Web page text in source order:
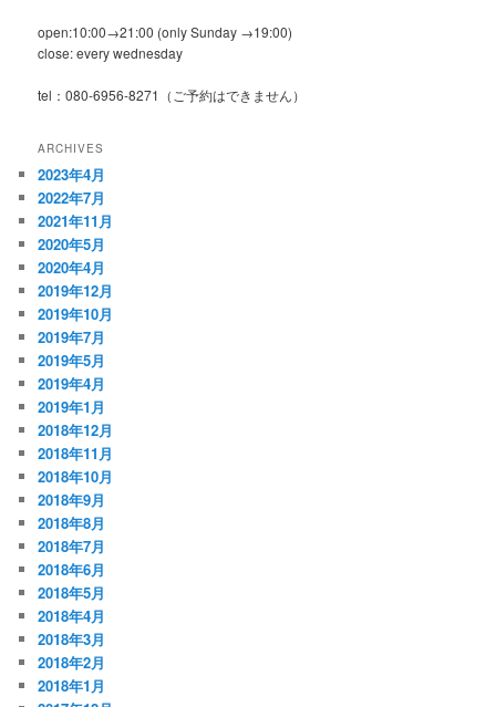
open:10:00→21:00 (only Sunday →19:00)
close: every wednesday
tel：080-6956-8271（ご予約はできません）
ARCHIVES
2023年4月
2022年7月
2021年11月
2020年5月
2020年4月
2019年12月
2019年10月
2019年7月
2019年5月
2019年4月
2019年1月
2018年12月
2018年11月
2018年10月
2018年9月
2018年8月
2018年7月
2018年6月
2018年5月
2018年4月
2018年3月
2018年2月
2018年1月